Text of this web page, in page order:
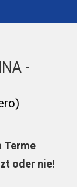
-
Terme
oder nie!